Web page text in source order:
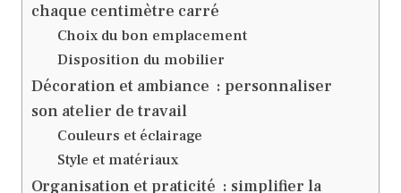
chaque centimètre carré
Choix du bon emplacement
Disposition du mobilier
Décoration et ambiance : personnaliser
son atelier de travail
Couleurs et éclairage
Style et matériaux
Organisation et praticité : simplifier la